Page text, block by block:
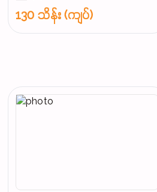
130 သိန်း (ကျပ်)